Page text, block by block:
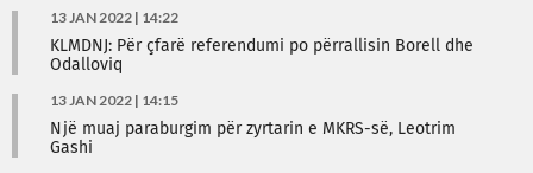
13 JAN 2022 | 14:22
KLMDNJ: Për çfarë referendumi po përrallisin Borell dhe
Odalloviq
13 JAN 2022 | 14:15
​Një muaj paraburgim për zyrtarin e MKRS-së, Leotrim
Gashi